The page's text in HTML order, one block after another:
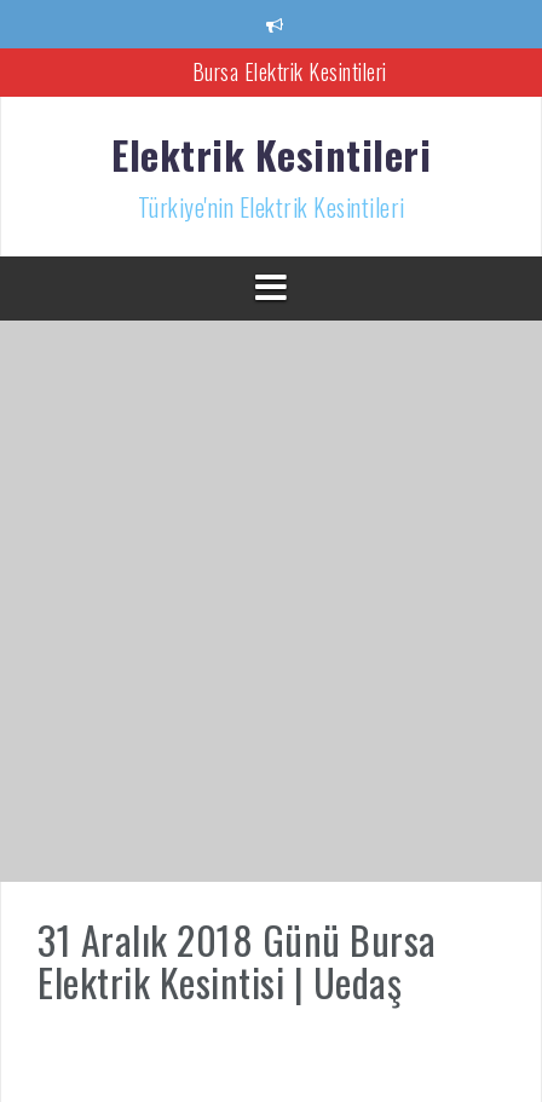
Bursa Elektrik Kesintileri
Türkiye’nin Elektrik Kesintileri Haber Kaynağı
İzmir Elektrik Kesintisi
Elektrik Kesintileri
Türkiye'nin Elektrik Kesintileri
31 Aralık 2018 Günü Bursa
Elektrik Kesintisi | Uedaş